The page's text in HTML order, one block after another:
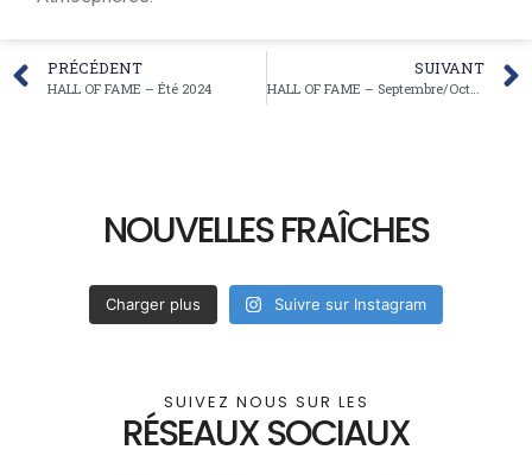
PRÉCÉDENT
HALL OF FAME – Été 2024
SUIVANT
HALL OF FAME – Septembre/Octobre 2024
NOUVELLES FRAÎCHES
Charger plus Suivre sur Instagram
SUIVEZ NOUS SUR LES
RÉSEAUX SOCIAUX